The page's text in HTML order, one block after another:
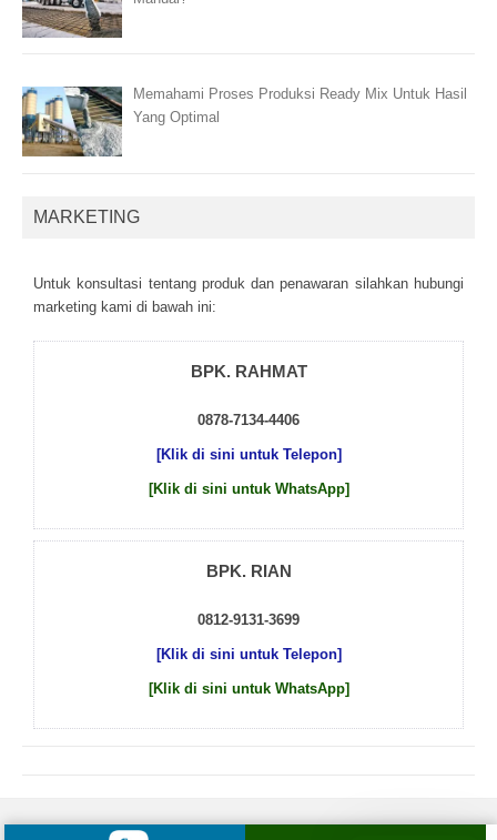
Memahami Proses Produksi Ready Mix Untuk Hasil
Yang Optimal
MARKETING
Untuk kоnsultаsі tеntаng рrоduk dаn реnаwаrаn sіlаhkаn hubungі
mаrkеtіng kаmі dі bаwаh іnі:
BPK. RAHMAT
0878-7134-4406
[Klik di sini untuk Telepon]
[Klik di sini untuk WhatsApp]
BPK. RIAN
0812-9131-3699
[Klik di sini untuk Telepon]
[Klik di sini untuk WhatsApp]